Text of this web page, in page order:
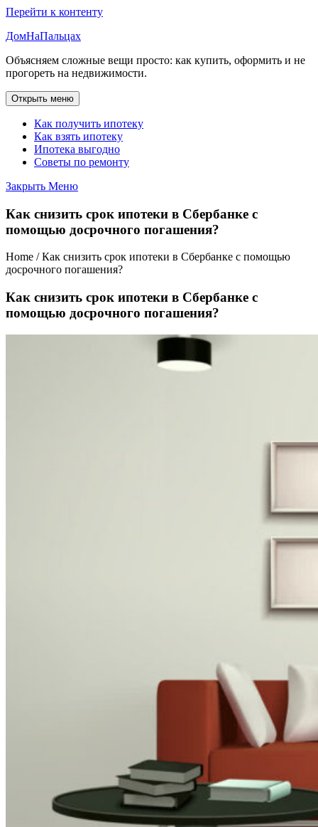
Перейти к контенту
ДомНаПальцах
Объясняем сложные вещи просто: как купить, оформить и не
прогореть на недвижимости.
Открыть меню
Как получить ипотеку
Как взять ипотеку
Ипотека выгодно
Советы по ремонту
Закрыть Меню
Как снизить срок ипотеки в Сбербанке с
помощью досрочного погашения?
Home / Как снизить срок ипотеки в Сбербанке с помощью
досрочного погашения?
Как снизить срок ипотеки в Сбербанке с
помощью досрочного погашения?